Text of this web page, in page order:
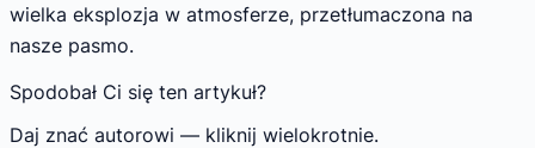
wielka eksplozja w atmosferze, przetłumaczona na
nasze pasmo.
Spodobał Ci się ten artykuł?
Daj znać autorowi — kliknij wielokrotnie.